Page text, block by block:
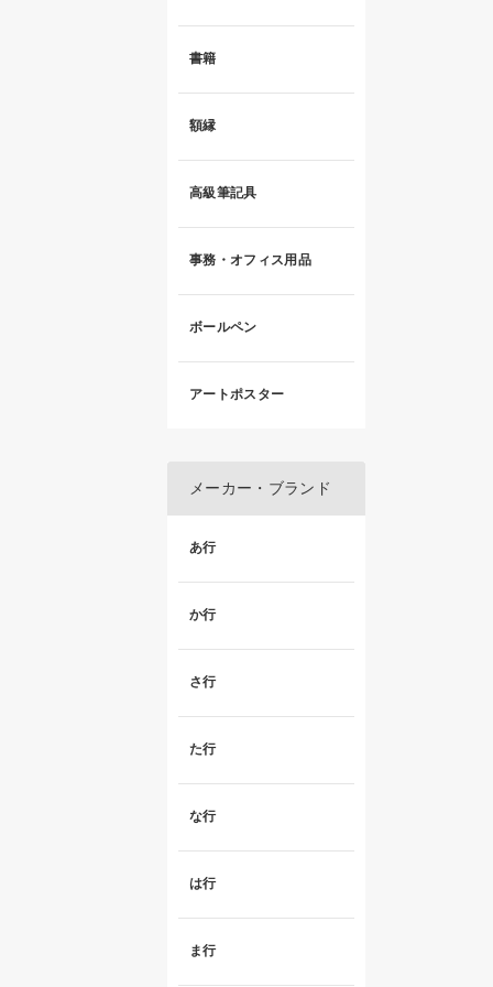
書籍
額縁
高級筆記具
事務・オフィス用品
ボールペン
アートポスター
メーカー・ブランド
あ行
か行
さ行
た行
な行
は行
ま行